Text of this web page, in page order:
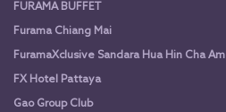
FURAMA BUFFET
Furama Chiang Mai
FuramaXclusive Sandara Hua Hin Cha Am
FX Hotel Pattaya
Gao Group Club